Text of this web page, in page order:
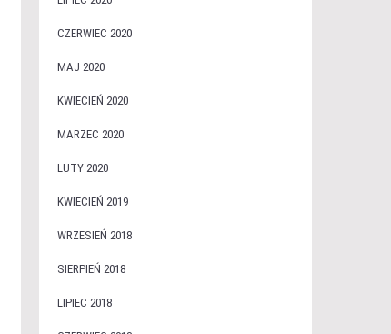
CZERWIEC 2020
MAJ 2020
KWIECIEŃ 2020
MARZEC 2020
LUTY 2020
KWIECIEŃ 2019
WRZESIEŃ 2018
SIERPIEŃ 2018
LIPIEC 2018